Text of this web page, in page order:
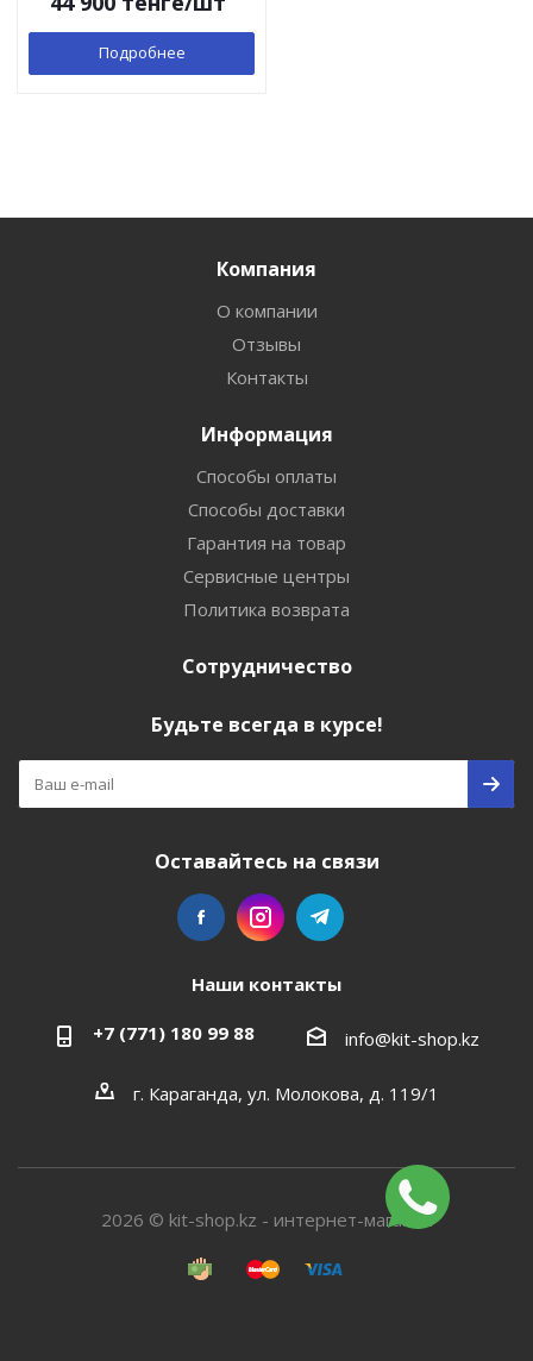
Подробнее
Компания
О компании
Отзывы
Контакты
Информация
Способы оплаты
Способы доставки
Гарантия на товар
Сервисные центры
Политика возврата
Сотрудничество
Будьте всегда в курсе!
Оставайтесь на связи
Наши контакты
+7 (771) 180 99 88 info@kit-shop.kz
г. Караганда, ул. Молокова, д. 119/1
2026 © kit-shop.kz - интернет-магазин